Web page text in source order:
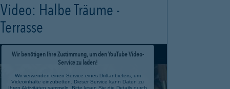
Video: Halbe Träume -
Terrasse
Wir benötigen Ihre Zustimmung, um den YouTube Video-
Service zu laden!
Wir verwenden einen Service eines Drittanbieters, um
Videoinhalte einzubetten. Dieser Service kann Daten zu
Ihren Aktivitäten sammeln. Bitte lesen Sie die Details durch